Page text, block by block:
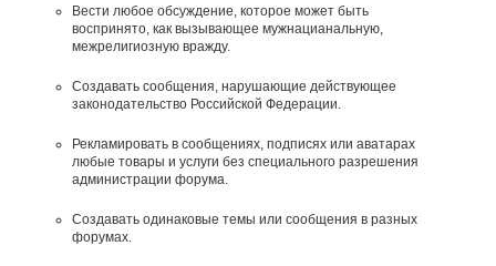
Вести любое обсуждение, которое может быть
воспринято, как вызывающее мужнацианальную,
межрелигиозную вражду.
Создавать сообщения, наpyшающие действyющее
законодательство Российской Федерации.
Рекламировать в сообщениях, подписях или аватарах
любые товары и услуги без специального разрешения
администрации форума.
Создавать одинаковые темы или сообщения в разных
форумах.